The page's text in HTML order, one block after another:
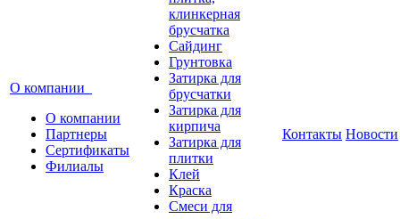
О компании
О компании
Партнеры
Сертификаты
Филиалы
клинкерная
брусчатка
Сайдинг
Грунтовка
Затирка для
брусчатки
Затирка для
кирпича
Затирка для
плитки
Клей
Краска
Смеси для
Контакты Новости